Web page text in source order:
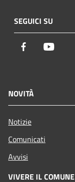
SEGUICI SU
Facebook
NOVITÀ
Notizie
Comunicati
Avvisi
VIVERE IL COMUNE